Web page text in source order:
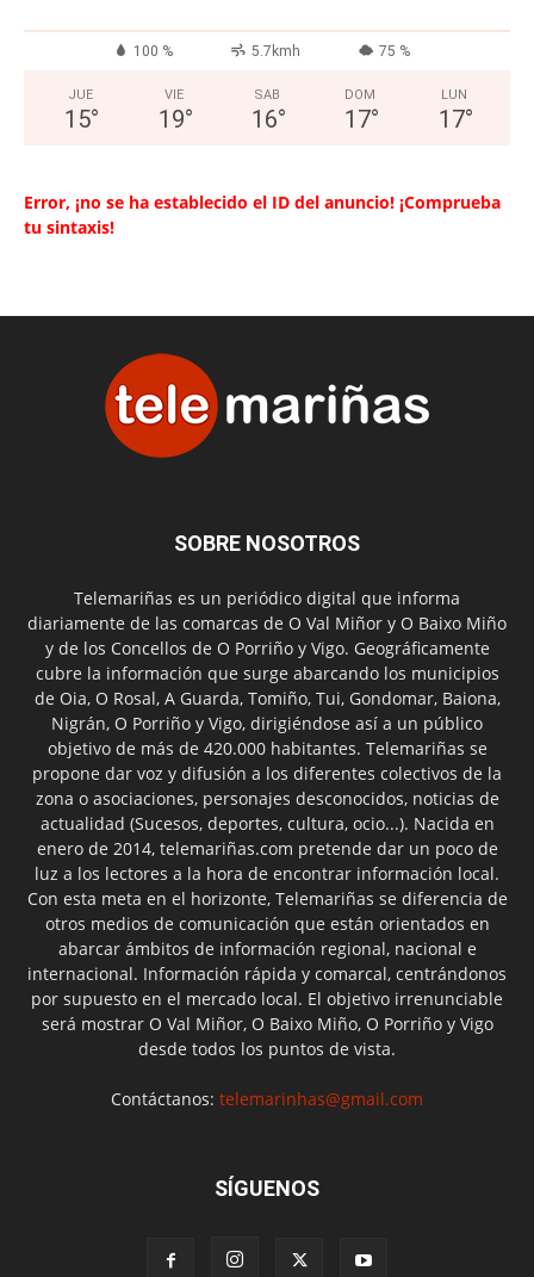
100 % 5.7kmh 75 %
JUE
15°
VIE
19°
SAB
16°
DOM
17°
LUN
17°
Error, ¡no se ha establecido el ID del anuncio! ¡Comprueba
tu sintaxis!
SOBRE NOSOTROS
Telemariñas es un periódico digital que informa
diariamente de las comarcas de O Val Miñor y O Baixo Miño
y de los Concellos de O Porriño y Vigo. Geográficamente
cubre la información que surge abarcando los municipios
de Oia, O Rosal, A Guarda, Tomiño, Tui, Gondomar, Baiona,
Nigrán, O Porriño y Vigo, dirigiéndose así a un público
objetivo de más de 420.000 habitantes. Telemariñas se
propone dar voz y difusión a los diferentes colectivos de la
zona o asociaciones, personajes desconocidos, noticias de
actualidad (Sucesos, deportes, cultura, ocio...). Nacida en
enero de 2014, telemariñas.com pretende dar un poco de
luz a los lectores a la hora de encontrar información local.
Con esta meta en el horizonte, Telemariñas se diferencia de
otros medios de comunicación que están orientados en
abarcar ámbitos de información regional, nacional e
internacional. Información rápida y comarcal, centrándonos
por supuesto en el mercado local. El objetivo irrenunciable
será mostrar O Val Miñor, O Baixo Miño, O Porriño y Vigo
desde todos los puntos de vista.
Contáctanos: telemarinhas@gmail.com
SÍGUENOS